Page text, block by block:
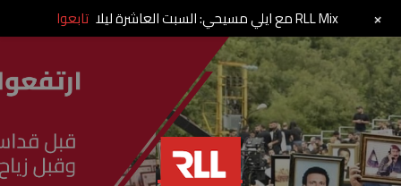
RLL Mix مع ايلي مسيحي: السبت العاشرة ليلا تابعوا +